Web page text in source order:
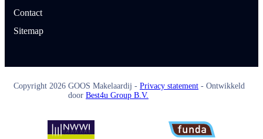
Contact
Sitemap
Copyright 2026 GOOS Makelaardij - Privacy statement - Ontwikkeld
door Best4u Group B.V.